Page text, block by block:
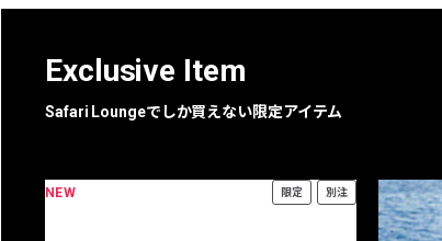
Exclusive Item
Safari Loungeでしか買えない限定アイテム
NEW 限定 別注